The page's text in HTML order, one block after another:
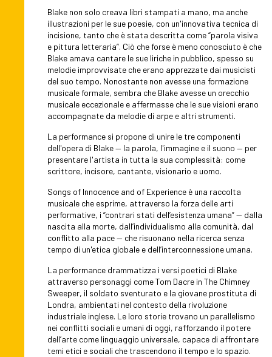
Blake non solo creava libri stampati a mano, ma anche
illustrazioni per le sue poesie, con un'innovativa tecnica di
incisione, tanto che è stata descritta come “parola visiva
e pittura letteraria”. Ciò che forse è meno conosciuto è che
Blake amava cantare le sue liriche in pubblico, spesso su
melodie improvvisate che erano apprezzate dai musicisti
del suo tempo. Nonostante non avesse una formazione
musicale formale, sembra che Blake avesse un orecchio
musicale eccezionale e affermasse che le sue visioni erano
accompagnate da melodie di arpe e altri strumenti.
La performance si propone di unire le tre componenti
dell'opera di Blake — la parola, l'immagine e il suono — per
presentare l'artista in tutta la sua complessità: come
scrittore, incisore, cantante, visionario e uomo.
Songs of Innocence and of Experience è una raccolta
musicale che esprime, attraverso la forza delle arti
performative, i “contrari stati dell’esistenza umana” — dalla
nascita alla morte, dall’individualismo alla comunità, dal
conflitto alla pace — che risuonano nella ricerca senza
tempo di un'etica globale e dell’interconnessione umana.
La performance drammatizza i versi poetici di Blake
attraverso personaggi come Tom Dacre in The Chimney
Sweeper, il soldato sventurato e la giovane prostituta di
Londra, ambientati nel contesto della rivoluzione
industriale inglese. Le loro storie trovano un parallelismo
nei conflitti sociali e umani di oggi, rafforzando il potere
dell’arte come linguaggio universale, capace di affrontare
temi etici e sociali che trascendono il tempo e lo spazio.